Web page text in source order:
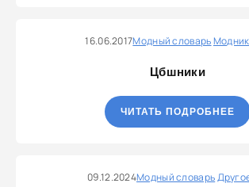
16.06.2017Модный словарь
Цбшники
ЧИТАТЬ ПОДРОБНЕЕ
09.12.2024Модный словарь